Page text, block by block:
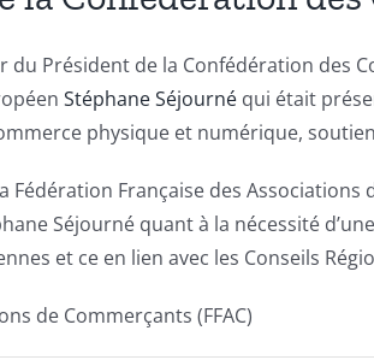
Président de la Confédération des
Stéphane Séjourné qui était
physique et numérique,
Fédération Française des
Séjourné quant à la nécessité
et ce en lien avec les Conseils
de Commerçants (FFAC)